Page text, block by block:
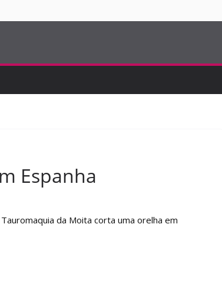
Espanha
da Moita corta uma orelha em